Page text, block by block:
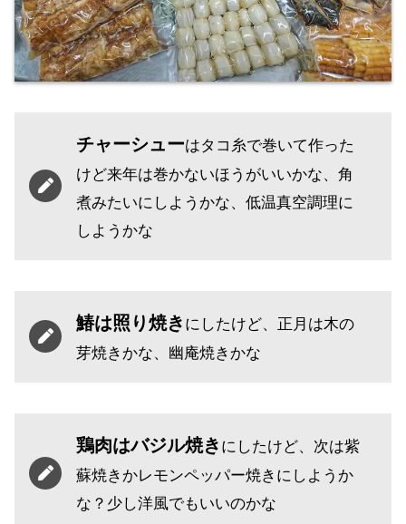
チャーシューはタコ糸で巻いて作った
けど来年は巻かないほうがいいかな、角
煮みたいにしようかな、低温真空調理に
しようかな
鰆は照り焼き にしたけど、正月は木の
芽焼きかな、幽庵焼きかな
鶏肉はバジル焼き にしたけど、次は紫
蘇焼きかレモンペッパー焼きにしようか
な？少し洋風でもいいのかな